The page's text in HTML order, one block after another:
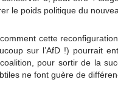
le poids politique du
cette
sur l’AfD !) pourrait
pour sortir de la
ne font guère de